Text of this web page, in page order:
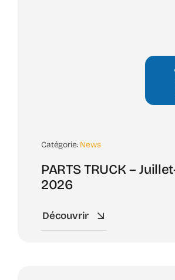
Catégorie: News
PARTS TRUCK –
2026
Découvrir